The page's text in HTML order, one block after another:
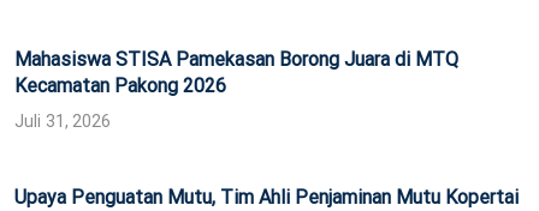
Mahasiswa STISA Pamekasan Borong Juara di MTQ
Kecamatan Pakong 2026
Juli 31, 2026
Upaya Penguatan Mutu, Tim Ahli Penjaminan Mutu Kopertai